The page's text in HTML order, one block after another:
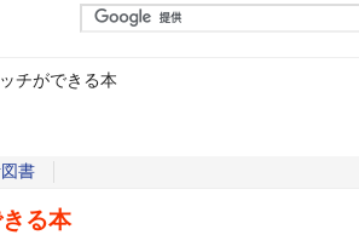
チができる本
書
る本